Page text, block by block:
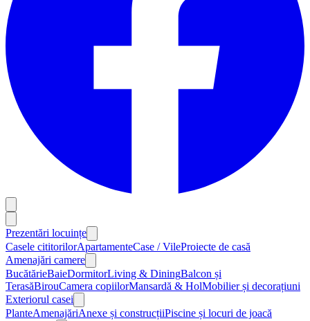
Prezentări locuințe
Casele cititorilorApartamenteCase / VileProiecte de casă
Amenajări camere
BucătărieBaieDormitorLiving & DiningBalcon și
TerasăBirouCamera copiilorMansardă & HolMobilier și decorațiuni
Exteriorul casei
PlanteAmenajăriAnexe și construcțiiPiscine și locuri de joacă